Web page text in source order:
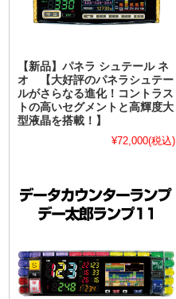
【新品】パネラ シュテール ネ
オ 【大好評のパネラシュテー
ルがさらなる進化！コントラス
トの高いセグメントと高輝度大
型液晶を搭載！】
¥72,000(税込)